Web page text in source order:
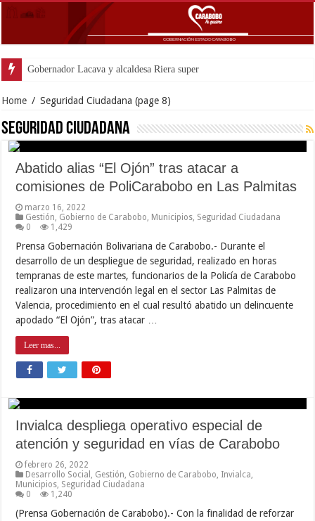
Home / Seguridad Ciudadana (page 8)
Seguridad Ciudadana
Abatido alias “El Ojón” tras atacar a
comisiones de PoliCarabobo en Las Palmitas
marzo 16, 2022
Gestión Gobierno de Carabobo Municipios Seguridad Ciudadana
0
1,429
Prensa Gobernación Bolivariana de Carabobo.- Durante el
desarrollo de un despliegue de seguridad, realizado en horas
tempranas de este martes, funcionarios de la Policía de Carabobo
realizaron una intervención legal en el sector Las Palmitas de
Valencia, procedimiento en el cual resultó abatido un delincuente
apodado “El Ojón”, tras atacar …
Leer mas...
Invialca despliega operativo especial de
atención y seguridad en vías de Carabobo
febrero 26, 2022
Desarrollo Social
Gestión Gobierno de Carabobo Invialca
Municipios Seguridad Ciudadana
0
1,240
(Prensa Gobernación de Carabobo).- Con la finalidad de reforzar